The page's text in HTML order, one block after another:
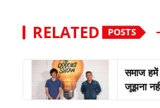
RELATED POSTS
समाज
जूझना